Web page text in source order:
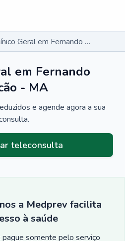
Clínico Geral em Fernando Falcão - MA
em Fernando
- MA
e agende agora a sua
teleconsulta
a Medprev facilita
à saúde
pague somente pelo serviço